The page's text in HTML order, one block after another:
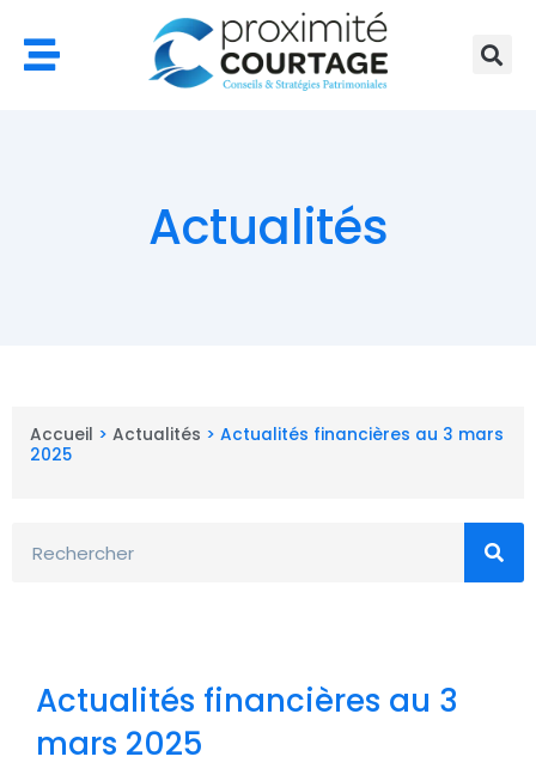
contenu
Actualités
Accueil > Actualités > Actualités financières au 3 mars
2025
Actualités financières au 3
mars 2025